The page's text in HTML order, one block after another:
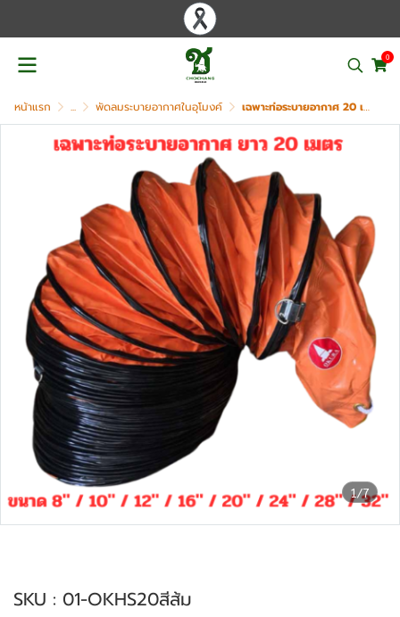
0
หน้าแรก ... พัดลมระบายอากาศในอุโมงค์ เฉพาะท่อระบายอากาศ 20 เมตร OKURA รุ่น OK-HS-20 (ส้ม)
1/7
SKU : 01-OKHS20สีส้ม